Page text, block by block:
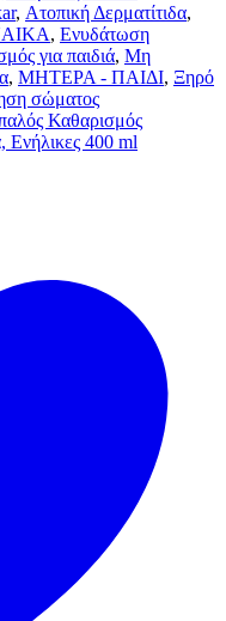
, Ατοπική Δερματίτιδα,
, Ενυδάτωση
για παιδιά, Μη
, ΜΗΤΕΡΑ - ΠΑΙΔΙ, Ξηρό
σώματος
Καθαρισμός
400 ml